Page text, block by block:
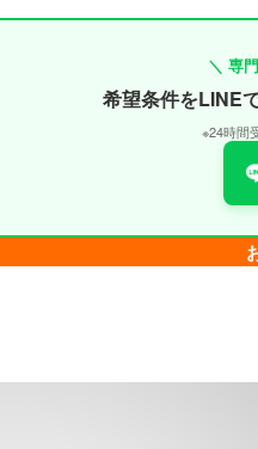
＼ 専
希望条件をLINE
※24時間